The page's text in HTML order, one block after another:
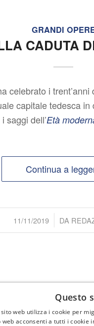
GRANDI
CADUTA
celebrato i
capitale tedesca
saggi dell’Età
Continua a
11/11/2019
/ DA
Questo
web utilizza i cookie per
web acconsenti a tutti i cookie